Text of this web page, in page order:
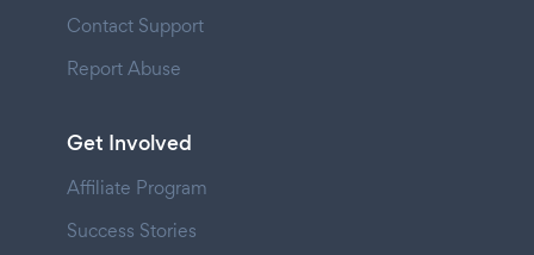
Contact Support
Report Abuse
Get Involved
Affiliate Program
Success Stories